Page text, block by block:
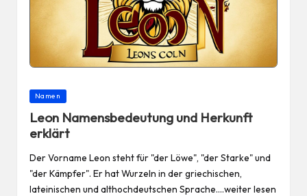
Posted
Namen
Leon Namensbedeutung und Herkunft
erklärt
Der Vorname Leon steht für "der Löwe", "der Starke" und
"der Kämpfer". Er hat Wurzeln in der griechischen,
lateinischen und althochdeutschen Sprache.…weiter lesen